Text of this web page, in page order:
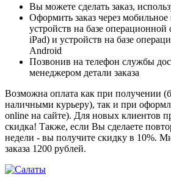
Вы можете сделать заказ,
Оформить заказ через
устройств на базе
iPad) и устройств на базе
Android
Позвонив на телефон службы
менеджером детали заказа
Возможна оплата как при получении
наличными курьеру), так и при
online на сайте). Для новых клиентов
скидка! Также, если Вы сделаете
недели - вы получите скидку в 10%.
заказа 1200 рублей.